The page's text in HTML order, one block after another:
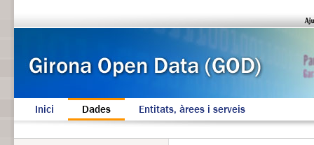
Inici Dades Entitats, àrees i serveis